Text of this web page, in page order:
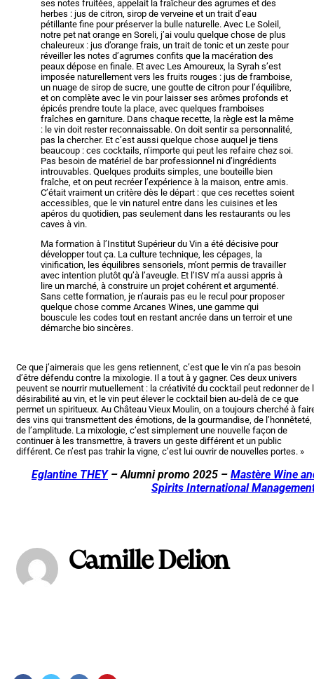
ses notes fruitées, appelait la fraîcheur des agrumes et des
herbes : jus de citron, sirop de verveine et un trait d’eau
pétillante fine pour préserver la bulle naturelle. Avec Le Soleil,
notre pet nat orange en Soreli, j’ai voulu quelque chose de plus
chaleureux : jus d’orange frais, un trait de tonic et un zeste pour
réveiller les notes d’agrumes confits que la macération des
peaux dépose en finale. Et avec Les Amoureux, la Syrah s’est
imposée naturellement vers les fruits rouges : jus de framboise,
un nuage de sirop de sucre, une goutte de citron pour l’équilibre,
et on complète avec le vin pour laisser ses arômes profonds et
épicés prendre toute la place, avec quelques framboises
fraîches en garniture. Dans chaque recette, la règle est la même
: le vin doit rester reconnaissable. On doit sentir sa personnalité,
pas la chercher. Et c’est aussi quelque chose auquel je tiens
beaucoup : ces cocktails, n’importe qui peut les refaire chez soi.
Pas besoin de matériel de bar professionnel ni d’ingrédients
introuvables. Quelques produits simples, une bouteille bien
fraîche, et on peut recréer l’expérience à la maison, entre amis.
C’était vraiment un critère dès le départ : que ces recettes soient
accessibles, que le vin naturel entre dans les cuisines et les
apéros du quotidien, pas seulement dans les restaurants ou les
caves à vin.
Ma formation à l’Institut Supérieur du Vin a été décisive pour
développer tout ça. La culture technique, les cépages, la
vinification, les équilibres sensoriels, m’ont permis de travailler
avec intention plutôt qu’à l’aveugle. Et l’ISV m’a aussi appris à
lire un marché, à construire un projet cohérent et argumenté.
Sans cette formation, je n’aurais pas eu le recul pour proposer
quelque chose comme Arcanes Wines, une gamme qui
bouscule les codes tout en restant ancrée dans un terroir et une
démarche bio sincères.
Ce que j’aimerais que les gens retiennent, c’est que le vin n’a pas besoin
d’être défendu contre la mixologie. Il a tout à y gagner. Ces deux univers
peuvent se nourrir mutuellement : la créativité du cocktail peut redonner de
désirabilité au vin, et le vin peut élever le cocktail bien au-delà de ce que
permet un spiritueux. Au Château Vieux Moulin, on a toujours cherché à
des vins qui transmettent des émotions, de la gourmandise, de l’honnêteté,
de l’amplitude. La mixologie, c’est simplement une nouvelle façon de
continuer à les transmettre, à travers un geste différent et un public
différent. Ce n’est pas trahir la vigne, c’est lui ouvrir de nouvelles portes. »
Eglantine THEY– Alumni promo 2025 – Mastère Wine
Spirits International
Camille Delion